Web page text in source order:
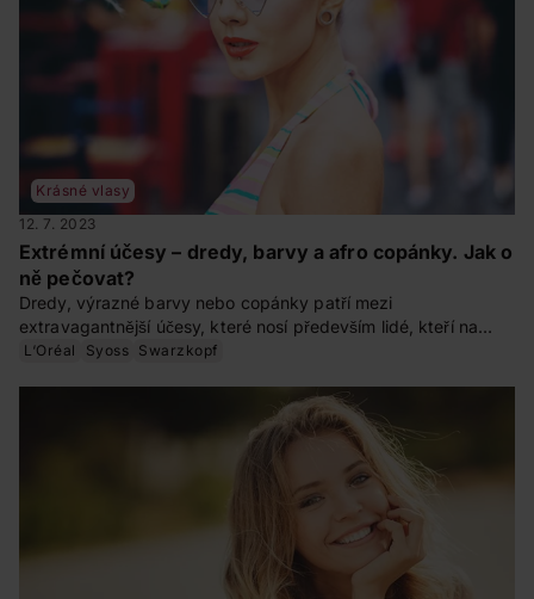
Krásné vlasy
12. 7. 2023
Extrémní účesy – dredy, barvy a afro copánky. Jak o
ně pečovat?
Dredy, výrazné barvy nebo copánky patří mezi
extravagantnější účesy, které nosí především lidé, kteří na
sebe chtějí upoutat pozornost. Ať už přemýšlíte o takovém
o takové vlasy starat a jak účes udržovat. To vše se dozvíte v
L‘Oréal Syoss Swarzkopf